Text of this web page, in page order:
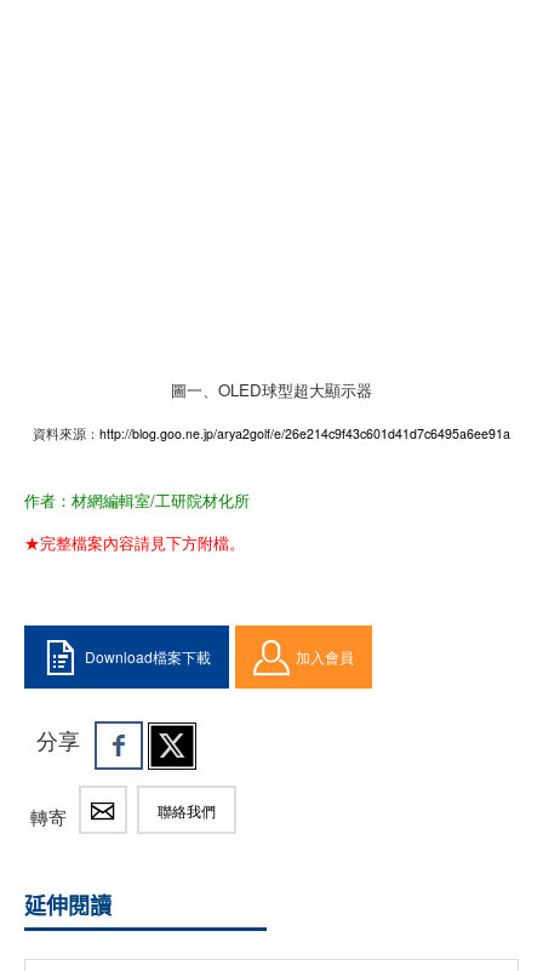
圖一、OLED球型超大顯示器
資料來源： http://blog.goo.ne.jp/arya2golf/e/26e214c9f43c601d41d7c6495a6ee91a
作者：材網編輯室/工研院材化所
★完整檔案內容請見下方附檔。
Download檔案下載 加入會員
分享
轉寄 聯絡我們
延伸閱讀